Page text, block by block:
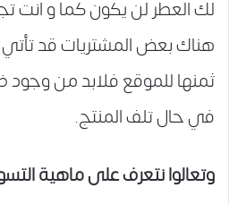
لك العطر لن يكون كما و انت
هناك بعض المشتريات قد
ثمنها للموقع فلابد من وجود
في حال تلف المنتج.
وتعالوا نتعرف على ماهية